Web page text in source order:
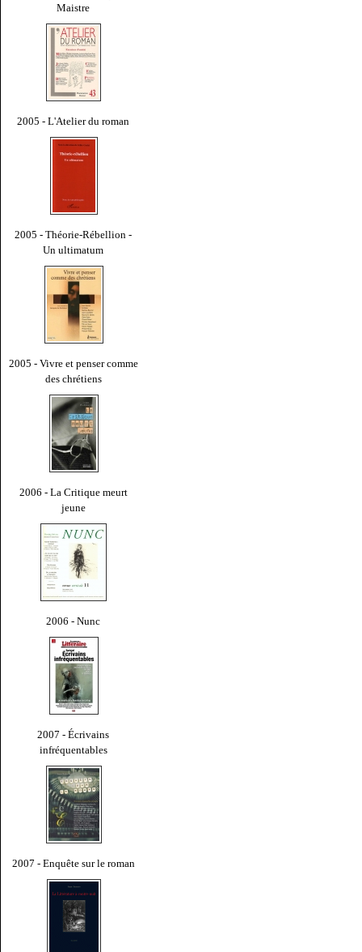
Maistre
2005 - L'Atelier du roman
2005 - Théorie-Rébellion -
Un ultimatum
2005 - Vivre et penser comme
des chrétiens
2006 - La Critique meurt
jeune
2006 - Nunc
2007 - Écrivains
infréquentables
2007 - Enquête sur le roman